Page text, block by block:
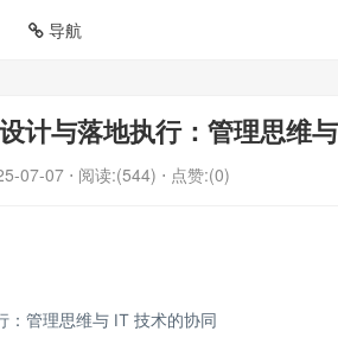
导航
计与落地执行：管理思维
07-07 ⋅ 阅读:(544) ⋅ 点赞:(0)
：管理思维与 IT 技术的协同